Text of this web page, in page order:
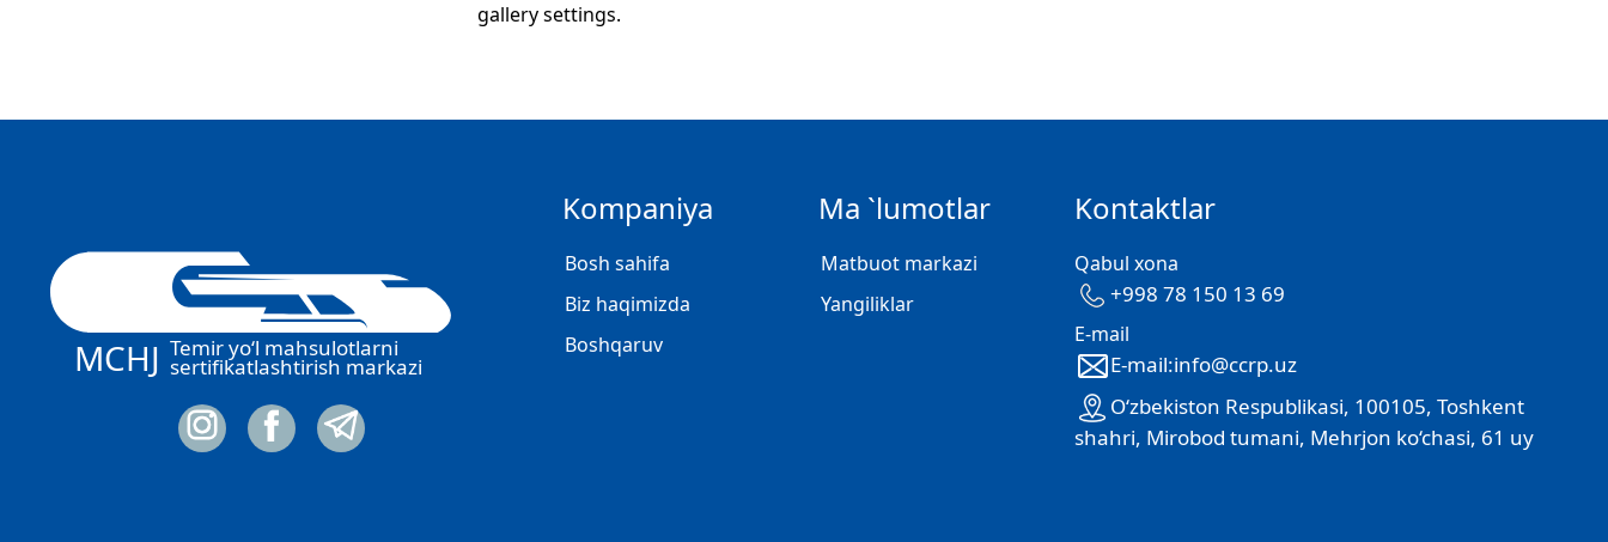
gallery settings.
MCHJ Temir yo‘l mahsulotlarni
sertifikatlashtirish markazi
Kompaniya
Bosh sahifa
Biz haqimizda
Boshqaruv
Ma `lumotlar
Matbuot markazi
Yangiliklar
Kontaktlar
Qabul xona
+998 78 150 13 69
E-mail
E-mail:info@ccrp.uz
O‘zbekiston Respublikasi, 100105, Toshkent
shahri, Mirobod tumani, Mehrjon ko‘chasi, 61 uy